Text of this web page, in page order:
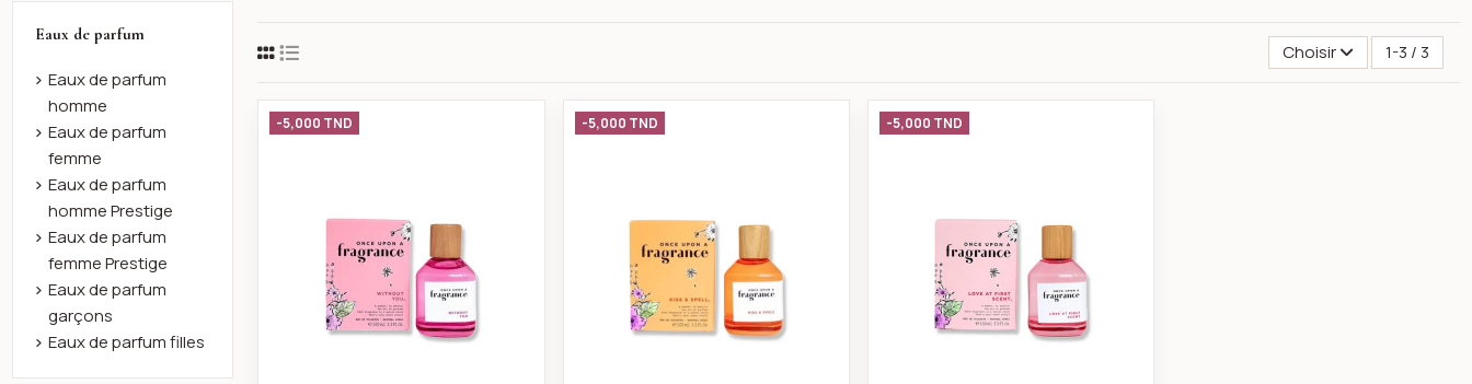
Choisir 1-3 / 3
Fragrance Without You eau de parfum 100ml
-5,000 TND Fragrance Kiss & Spell eau de parfum 100ml
-5,000 TND -5,000 TND
Eaux de parfum
Eaux de parfum
homme
Eaux de parfum
femme
Eaux de parfum
homme Prestige
Eaux de parfum
femme Prestige
Eaux de parfum
garçons
Eaux de parfum filles